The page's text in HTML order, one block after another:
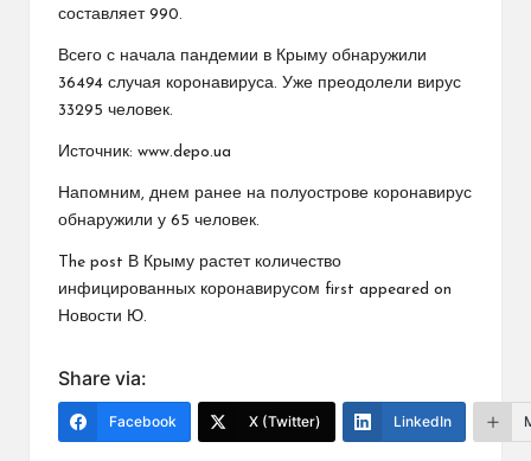
составляет 990.
Всего с начала пандемии в Крыму обнаружили
36494 случая коронавируса. Уже преодолели вирус
33295 человек.
Источник: www.depo.ua
Напомним, днем ранее на полуострове коронавирус
обнаружили у 65 человек.
The post В Крыму растет количество
инфицированных коронавирусом first appeared on
Новости Ю.
Share via:
Facebook X (Twitter) LinkedIn